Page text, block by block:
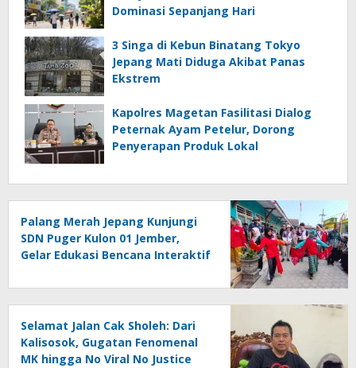
Dominasi Sepanjang Hari
3 Singa di Kebun Binatang Tokyo
Jepang Mati Diduga Akibat Panas
Ekstrem
Kapolres Magetan Fasilitasi Dialog
Peternak Ayam Petelur, Dorong
Penyerapan Produk Lokal
Palang Merah Jepang Kunjungi
SDN Puger Kulon 01 Jember,
Gelar Edukasi Bencana Interaktif
Selamat Jalan Cak Sholeh: Dari
Kalisosok, Gugatan Fenomenal
MK hingga No Viral No Justice